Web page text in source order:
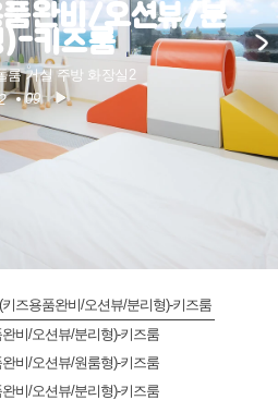
품완비/오션뷰/분
)-키즈룸
룸 거실 주방 화장실2
9
키즈용품완비/오션뷰/분리형)-키즈룸
비/오션뷰/분리형)-키즈룸
비/오션뷰/원룸형)-키즈룸
비/오션뷰/분리형)-키즈룸